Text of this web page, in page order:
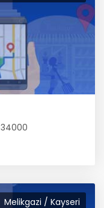
34000
Melikgazi / Kayseri